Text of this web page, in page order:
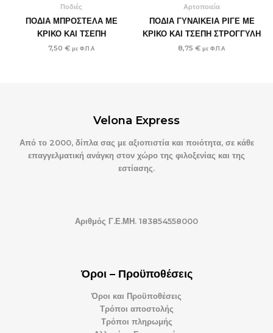
Ποδιές
ΠΟΔΙΑ ΜΠΡΟΣΤΕΛΑ ΜΕ
ΚΡΙΚΟ ΚΑΙ ΤΣΕΠΗ
7,50 € με Φ.Π.Α
Αρτοποιεία
ΠΟΔΙΑ ΓΥΝΑΙΚΕΙΑ ΡΙΓΕ ΜΕ
ΚΡΙΚΟ ΚΑΙ ΤΣΕΠΗ ΣΤΡΟΓΓΥΛΗ
8,75 € με Φ.Π.Α
Velona Express
Από το 2000, δίπλα σας με αξιοπιστία και ποιότητα, σε κάθε
επαγγελματική ανάγκη στον χώρο της φιλοξενίας και της
εστίασης.
Αριθμός Γ.Ε.ΜΗ. 183854558000
Όροι – Προϋποθέσεις
Όροι και Προϋποθέσεις
Τρόποι αποστολής
Τρόποι πληρωμής